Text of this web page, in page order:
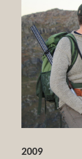
2009